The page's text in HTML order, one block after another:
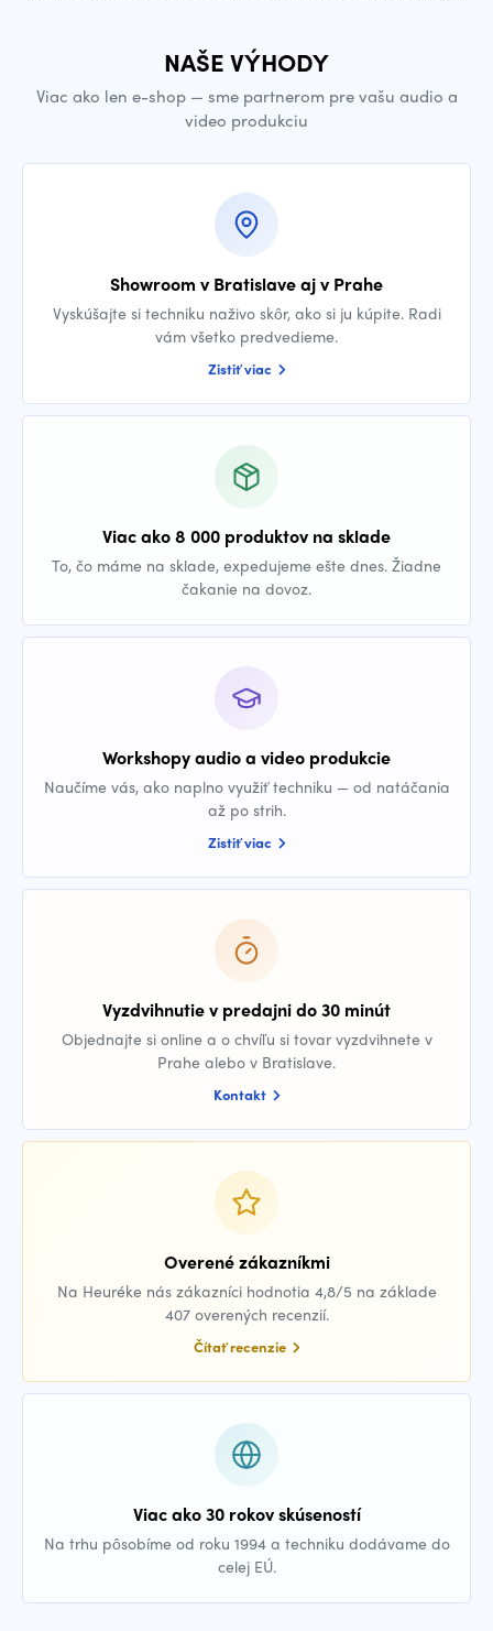
NAŠE VÝHODY
Viac ako len e-shop — sme partnerom pre vašu audio a
video produkciu
Showroom v Bratislave aj v Prahe
Vyskúšajte si techniku naživo skôr, ako si ju kúpite. Radi
vám všetko predvedieme.
Zistiť viac
Viac ako 8 000 produktov na sklade
To, čo máme na sklade, expedujeme ešte dnes. Žiadne
čakanie na dovoz.
Workshopy audio a video produkcie
Naučíme vás, ako naplno využiť techniku — od natáčania
až po strih.
Zistiť viac
Vyzdvihnutie v predajni do 30 minút
Objednajte si online a o chvíľu si tovar vyzdvihnete v
Prahe alebo v Bratislave.
Kontakt
Overené zákazníkmi
Na Heuréke nás zákazníci hodnotia 4,8/5 na základe
407 overených recenzií.
Čítať recenzie
Viac ako 30 rokov skúseností
Na trhu pôsobíme od roku 1994 a techniku dodávame do
celej EÚ.